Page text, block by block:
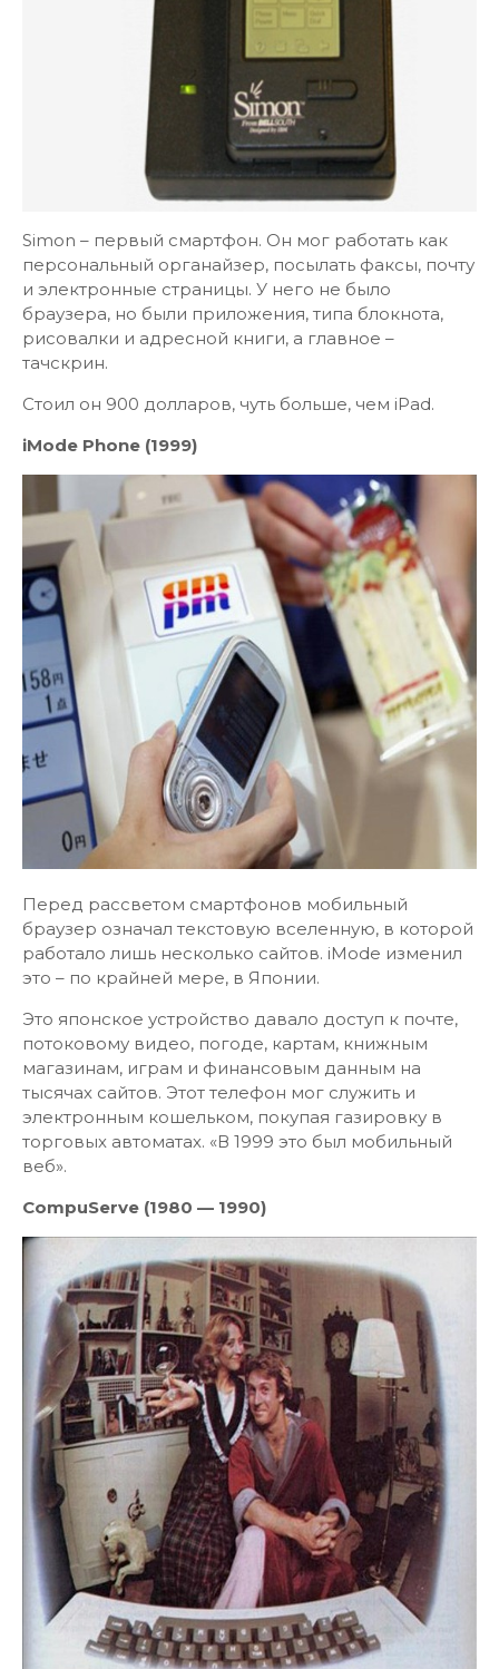
Simon – первый смартфон. Он мог работать как
персональный органайзер, посылать факсы, почту
и электронные страницы. У него не было
браузера, но были приложения, типа блокнота,
рисовалки и адресной книги, а главное –
тачскрин.
Стоил он 900 долларов, чуть больше, чем iPad.
iMode Phone (1999)
Перед рассветом смартфонов мобильный
браузер означал текстовую вселенную, в которой
работало лишь несколько сайтов. iMode изменил
это – по крайней мере, в Японии.
Это японское устройство давало доступ к почте,
потоковому видео, погоде, картам, книжным
магазинам, играм и финансовым данным на
тысячах сайтов. Этот телефон мог служить и
электронным кошельком, покупая газировку в
торговых автоматах. «В 1999 это был мобильный
веб».
CompuServe (1980 — 1990)